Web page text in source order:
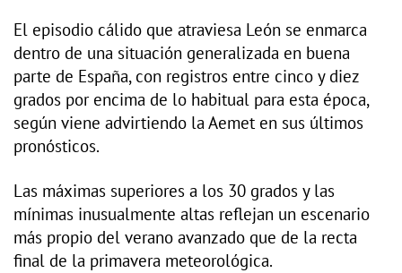
El episodio cálido que atraviesa León se enmarca
dentro de una situación generalizada en buena
parte de España, con registros entre cinco y diez
grados por encima de lo habitual para esta época,
según viene advirtiendo la Aemet en sus últimos
pronósticos.
Las máximas superiores a los 30 grados y las
mínimas inusualmente altas reflejan un escenario
más propio del verano avanzado que de la recta
final de la primavera meteorológica.